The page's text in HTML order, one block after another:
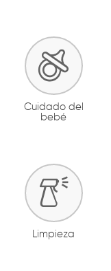
Cuidado del
bebé
Limpieza